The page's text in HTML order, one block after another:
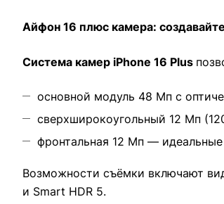
Айфон 16 плюс камера:
Система камер iPhone 16 Plus
основной модуль 48 Мп с
сверхширокоугольный 12 Мп
фронтальная 12 Мп —
Возможности съёмки включают
и Smart HDR 5.